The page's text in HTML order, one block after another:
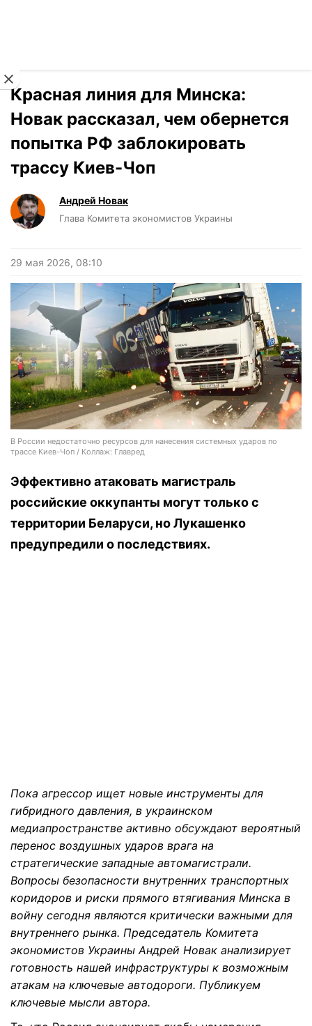
Красная линия для Минска:
Новак рассказал, чем обернется
попытка РФ заблокировать
трассу Киев-Чоп
Андрей Новак
Глава Комитета экономистов Украины
29 мая 2026, 08:10
В России недостаточно ресурсов для нанесения системных ударов по
трассе Киев-Чоп / Коллаж: Главред
Эффективно атаковать магистраль
российские оккупанты могут только с
территории Беларуси, но Лукашенко
предупредили о последствиях.
Пока агрессор ищет новые инструменты для
гибридного давления, в украинском
медиапространстве активно обсуждают вероятный
перенос воздушных ударов врага на
стратегические западные автомагистрали.
Вопросы безопасности внутренних транспортных
коридоров и риски прямого втягивания Минска в
войну сегодня являются критически важными для
внутреннего рынка. Председатель Комитета
экономистов УкраиныАндрей Новак анализирует
готовность нашей инфраструктуры к возможным
атакам на ключевые автодороги. Публикуем
ключевые мысли автора.